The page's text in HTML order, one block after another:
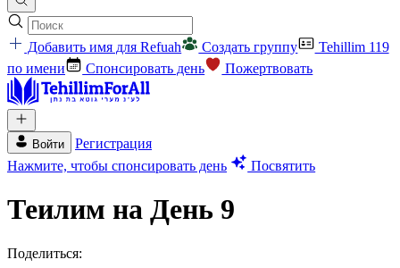
Добавить имя для Refuah Создать группу
Tehillim 119
по имени
Спонсировать день Пожертвовать
Войти
Регистрация
Нажмите, чтобы спонсировать день
Посвятить
Теилим на День 9
Поделиться: